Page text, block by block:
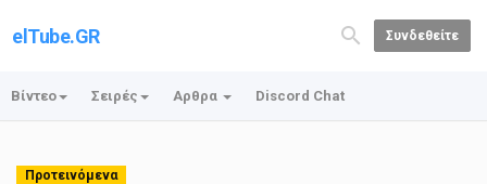
elTube.GR Συνδεθείτε
Βίντεο Σειρές Αρθρα Discord Chat
Προτεινόμενα